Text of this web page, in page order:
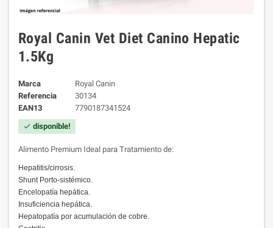
Royal Canin Vet Diet Canino Hepatic
1.5Kg
Marca
Royal Canin
Referencia
30134
EAN13
7790187341524
check disponible!
Alimento Premium Ideal para Tratamiento de:
Hepatitis/cirrosis.
Shunt Porto-sistémico.
Encelopatía hepática.
Insuficiencia hepática.
Hepatopatía por acumulación de cobre.